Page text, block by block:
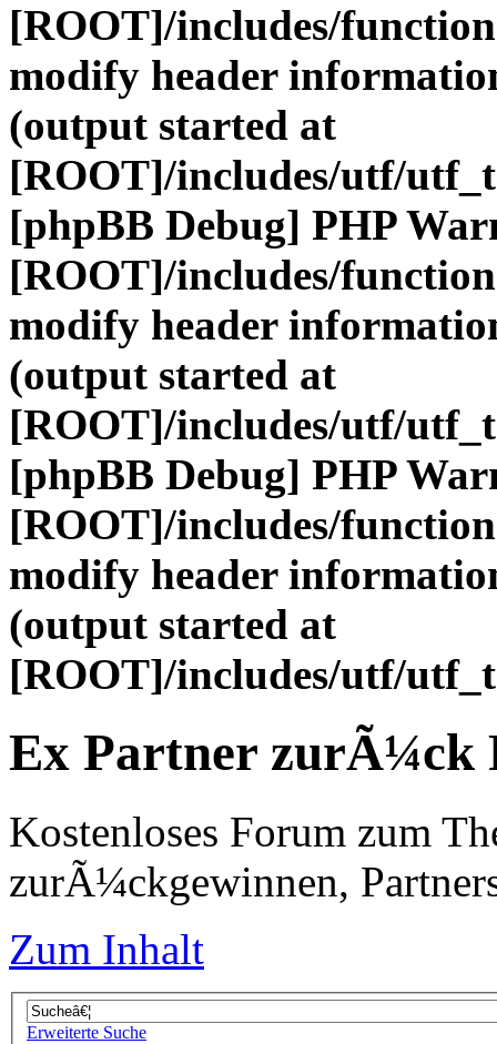
[ROOT]/includes/
modify header
(output started at
[ROOT]/includes/utf/
[phpBB Debug] PHP
[ROOT]/includes/
modify header
(output started at
[ROOT]/includes/utf/
[phpBB Debug] PHP
[ROOT]/includes/
modify header
(output started at
[ROOT]/includes/utf/
Ex Partner zurÃ¼ck
Kostenloses Forum zum
zurÃ¼ckgewinnen,
Zum Inhalt
Erweiterte Suche